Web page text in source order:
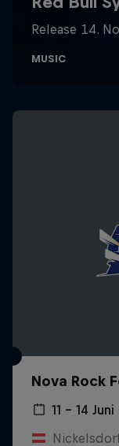
Nova Rock
11 – 14